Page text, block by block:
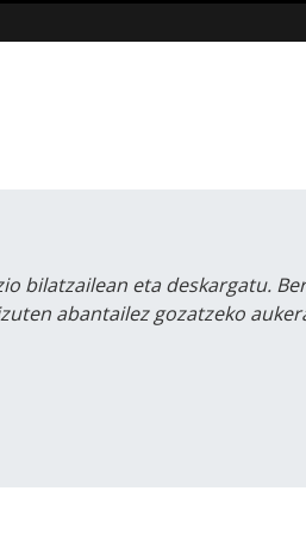
bilatzailean eta deskargatu.
abantailez gozatzeko